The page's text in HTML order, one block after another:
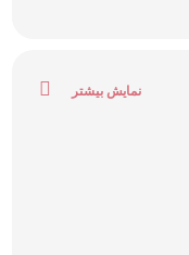
نمایش بیشتر